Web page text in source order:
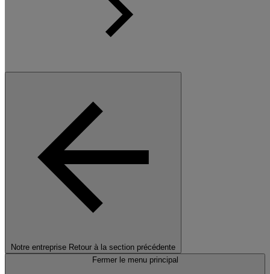
Notre entreprise Retour à la section précédente
Fermer le menu principal